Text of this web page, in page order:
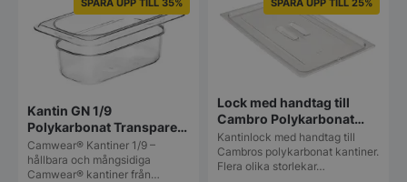
De
olika
kan
produktsidan
De
olika
på
SPARA UPP TILL 35%
Kantin GN 1/9
Polykarbonat Transparent
Cambro Camwear
Camwear® Kantiner 1/9 –
hållbara och mångsidiga
Camwear® kantiner från…
SPARA UPP TILL 25%
Lock med handtag till
Cambro Polykarbonat
kantiner
Kantinlock med handtag till
Cambros polykarbonat kantiner.
Flera olika storlekar…